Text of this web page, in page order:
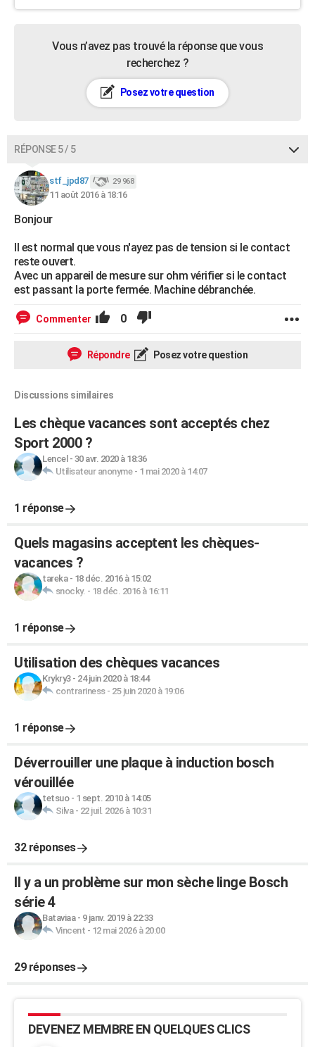
Vous n’avez pas trouvé la réponse que vous
recherchez ?
Posez votre question
RÉPONSE 5 / 5
stf_jpd87 29 968
11 août 2016 à 18:16
Bonjour
Il est normal que vous n'ayez pas de tension si le contact
reste ouvert.
Avec un appareil de mesure sur ohm vérifier si le contact
est passant la porte fermée. Machine débranchée.
Commenter 0
Répondre Posez votre question
Discussions similaires
Les chèque vacances sont acceptés chez
Sport 2000 ?
Lencel - 30 avr. 2020 à 18:36
Utilisateur anonyme- 1 mai 2020 à 14:07
1 réponse
Quels magasins acceptent les chèques-
vacances ?
tareka- 18 déc. 2016 à 15:02
snocky. - 18 déc. 2016 à 16:11
1 réponse
Utilisation des chèques vacances
Krykry3- 24 juin 2020 à 18:44
contrariness- 25 juin 2020 à 19:06
1 réponse
Déverrouiller une plaque à induction bosch
vérouillée
tetsuo- 1 sept. 2010 à 14:05
Silva- 22 juil. 2026 à 10:31
32 réponses
Il y a un problème sur mon sèche linge Bosch
série 4
Bataviaa- 9 janv. 2019 à 22:33
Vincent - 12 mai 2026 à 20:00
29 réponses
DEVENEZ MEMBRE EN QUELQUES CLICS